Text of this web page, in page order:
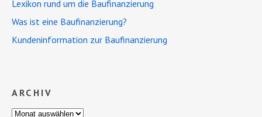
Lexikon rund um die Baufinanzierung
Was ist eine Baufinanzierung?
Kundeninformation zur Baufinanzierung
ARCHIV